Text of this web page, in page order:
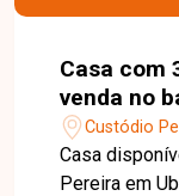
Casa com 3
venda no
Uberlândia
Custódio
Casa
Pereira em